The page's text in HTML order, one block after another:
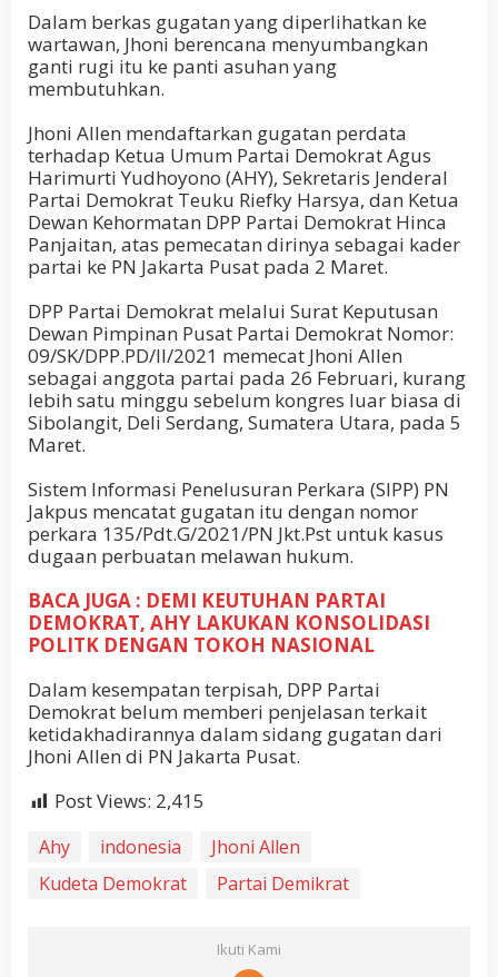
Dalam berkas gugatan yang diperlihatkan ke
wartawan, Jhoni berencana menyumbangkan
ganti rugi itu ke panti asuhan yang
membutuhkan.
Jhoni Allen mendaftarkan gugatan perdata
terhadap Ketua Umum Partai Demokrat Agus
Harimurti Yudhoyono (AHY), Sekretaris Jenderal
Partai Demokrat Teuku Riefky Harsya, dan Ketua
Dewan Kehormatan DPP Partai Demokrat Hinca
Panjaitan, atas pemecatan dirinya sebagai kader
partai ke PN Jakarta Pusat pada 2 Maret.
DPP Partai Demokrat melalui Surat Keputusan
Dewan Pimpinan Pusat Partai Demokrat Nomor:
09/SK/DPP.PD/II/2021 memecat Jhoni Allen
sebagai anggota partai pada 26 Februari, kurang
lebih satu minggu sebelum kongres luar biasa di
Sibolangit, Deli Serdang, Sumatera Utara, pada 5
Maret.
Sistem Informasi Penelusuran Perkara (SIPP) PN
Jakpus mencatat gugatan itu dengan nomor
perkara 135/Pdt.G/2021/PN Jkt.Pst untuk kasus
dugaan perbuatan melawan hukum.
BACA JUGA : DEMI KEUTUHAN PARTAI
DEMOKRAT, AHY LAKUKAN KONSOLIDASI
POLITK DENGAN TOKOH NASIONAL
Dalam kesempatan terpisah, DPP Partai
Demokrat belum memberi penjelasan terkait
ketidakhadirannya dalam sidang gugatan dari
Jhoni Allen di PN Jakarta Pusat.
Post Views: 2,415
Ahy indonesia
Jhoni Allen
Kudeta Demokrat
Partai Demikrat
Ikuti Kami